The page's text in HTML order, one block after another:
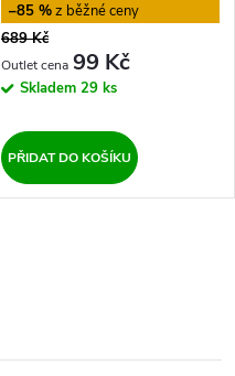
–85 %
689 Kč
99 Kč
Skladem 29 ks
PŘIDAT DO KOŠÍKU